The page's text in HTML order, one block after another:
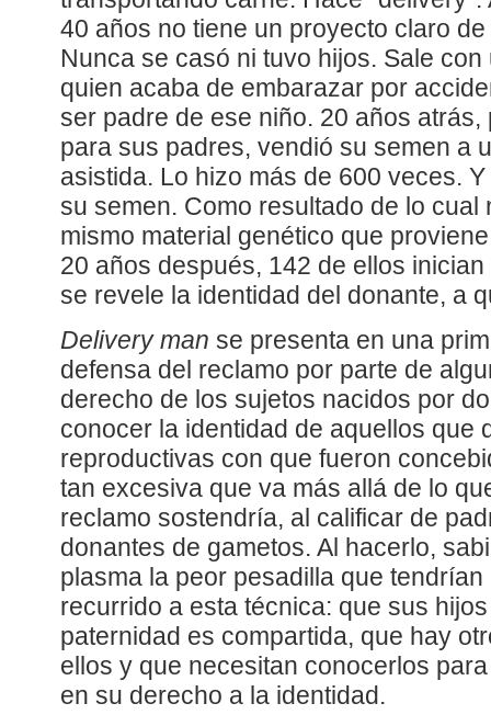
40 años no tiene un proyecto claro
Nunca se casó ni tuvo hijos. Sale
quien acaba de embarazar por
ser padre de ese niño. 20 años
para sus padres, vendió su semen a
asistida. Lo hizo más de 600 veces.
su semen. Como resultado de lo cual
mismo material genético que
20 años después, 142 de ellos
se revele la identidad del donante, a
Delivery man se presenta en una
defensa del reclamo por parte de
derecho de los sujetos nacidos por
conocer la identidad de aquellos que
reproductivas con que fueron
tan excesiva que va más allá de lo
reclamo sostendría, al calificar de
donantes de gametos. Al hacerlo,
plasma la peor pesadilla que
recurrido a esta técnica: que sus
paternidad es compartida, que hay
ellos y que necesitan conocerlos
en su derecho a la identidad.